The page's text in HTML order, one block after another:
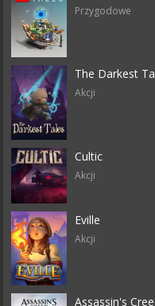
Przygodowe
The Darkest
Akcji
Cultic
Akcji
Eville
Akcji
Assassin's